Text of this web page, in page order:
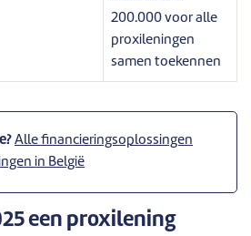
200.000 voor alle
proxileningen
samen toekennen
Alle financieringsoplossingen
in België
een proxilening